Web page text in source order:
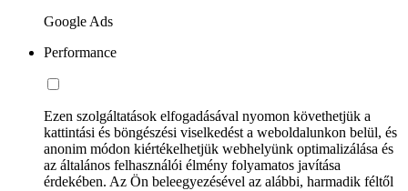
Google Ads
Performance
Ezen szolgáltatások elfogadásával nyomon követhetjük a
kattintási és böngészési viselkedést a weboldalunkon belül, és
anonim módon kiértékelhetjük webhelyünk optimalizálása és
az általános felhasználói élmény folyamatos javítása
érdekében. Az Ön beleegyezésével az alábbi, harmadik féltől